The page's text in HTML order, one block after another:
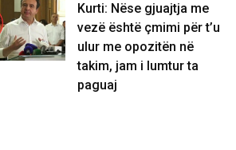
Kurti: Nëse gjuajtja me
vezë është çmimi për t’u
ulur me opozitën në
takim, jam i lumtur ta
paguaj